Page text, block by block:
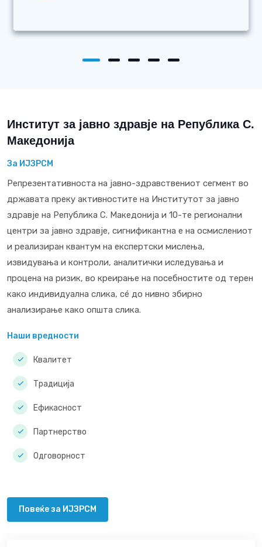
Институт за јавно здравје на Република С.
Македонија
За ИЈЗРСМ
Репрезентативноста на јавно-здравствениот сегмент во
државата преку активностите на Институтот за јавно
здравје на Република С. Македонија и 10-те регионални
центри за јавно здравје, сигнификантна е на осмислениот
и реализиран квантум на експертски мислења,
извидувања и контроли, аналитички иследувања и
процена на ризик, во креирање на посебностите од терен
како индивидуална слика, сé до нивно збирно
анализирање како општа слика.
Наши вредности
Квалитет
Традиција
Ефикасност
Партнерство
Одговорност
Повеќе за ИЈЗРСМ